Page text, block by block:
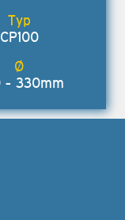
CP100
- 330mm